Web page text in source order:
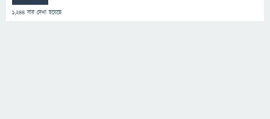
1,244 বার দেখা হয়েছে